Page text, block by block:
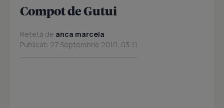
Compot de Gutui
Rețetă de anca marcela
Publicat: 27 Septembrie 2010, 03:11